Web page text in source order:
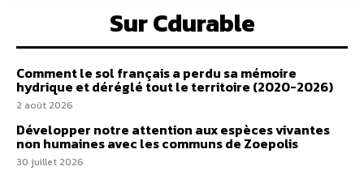
Sur Cdurable
Comment le sol français a perdu sa mémoire
hydrique et déréglé tout le territoire (2020-2026)
2 août 2026
Développer notre attention aux espèces vivantes
non humaines avec les communs de Zoepolis
30 juillet 2026